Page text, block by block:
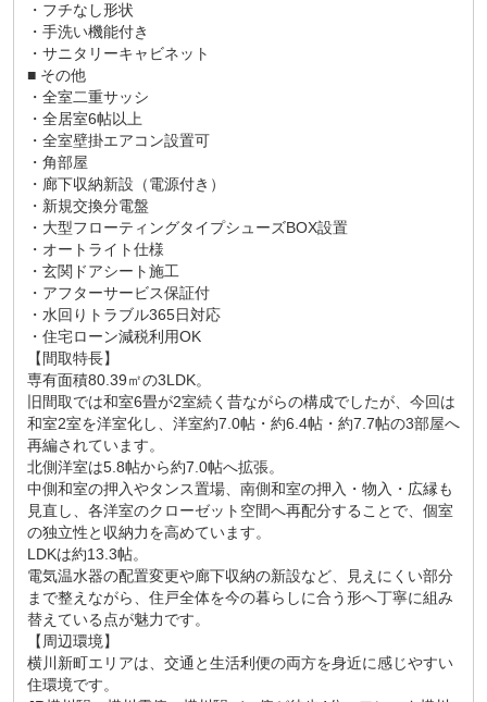
・フチなし形状
・手洗い機能付き
・サニタリーキャビネット
■ その他
・全室二重サッシ
・全居室6帖以上
・全室壁掛エアコン設置可
・角部屋
・廊下収納新設（電源付き）
・新規交換分電盤
・大型フローティングタイプシューズBOX設置
・オートライト仕様
・玄関ドアシート施工
・アフターサービス保証付
・水回りトラブル365日対応
・住宅ローン減税利用OK
【間取特長】
専有面積80.39㎡の3LDK。
旧間取では和室6畳が2室続く昔ながらの構成でしたが、今回は
和室2室を洋室化し、洋室約7.0帖・約6.4帖・約7.7帖の3部屋へ
再編されています。
北側洋室は5.8帖から約7.0帖へ拡張。
中側和室の押入やタンス置場、南側和室の押入・物入・広縁も
見直し、各洋室のクローゼット空間へ再配分することで、個室
の独立性と収納力を高めています。
LDKは約13.3帖。
電気温水器の配置変更や廊下収納の新設など、見えにくい部分
まで整えながら、住戸全体を今の暮らしに合う形へ丁寧に組み
替えている点が魅力です。
【周辺環境】
横川新町エリアは、交通と生活利便の両方を身近に感じやすい
住環境です。